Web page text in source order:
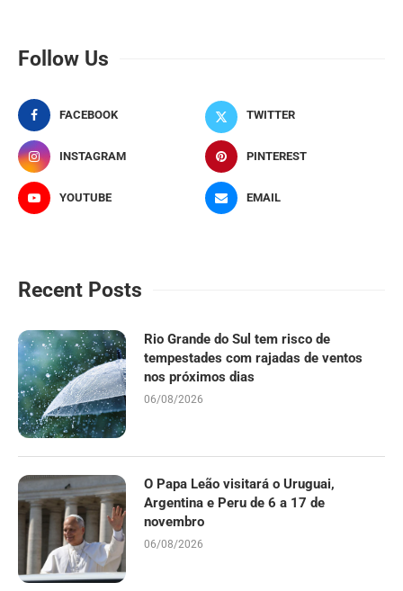
Follow Us
FACEBOOK TWITTER
INSTAGRAM PINTEREST
YOUTUBE EMAIL
Recent Posts
Rio Grande do Sul tem risco de
tempestades com rajadas de ventos
nos próximos dias
06/08/2026
O Papa Leão visitará o Uruguai,
Argentina e Peru de 6 a 17 de
novembro
06/08/2026